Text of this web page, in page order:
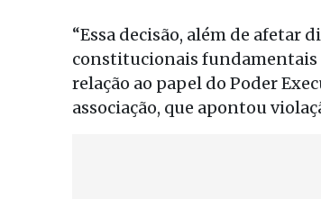
“Essa decisão, além de afetar
constitucionais fundamentais
relação ao papel do Poder
associação, que apontou